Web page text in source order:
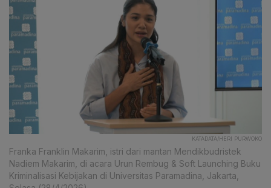
KATADATA/HERI PURWOKO
Franka Franklin Makarim, istri dari mantan Mendikbudristek
Nadiem Makarim, di acara Urun Rembug & Soft Launching Buku
Kriminalisasi Kebijakan di Universitas Paramadina, Jakarta,